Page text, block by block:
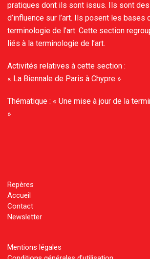
pratiques dont ils sont issus. Ils sont
d’influence sur l’art. Ils posent les bases
terminologie de l’art. Cette section
liés à la terminologie de l’art.
Activités relatives à cette section :
« La Biennale de Paris à Chypre »
Thématique : « Une mise à jour de la
»
Repères
Accueil
Contact
Newsletter
Mentions légales